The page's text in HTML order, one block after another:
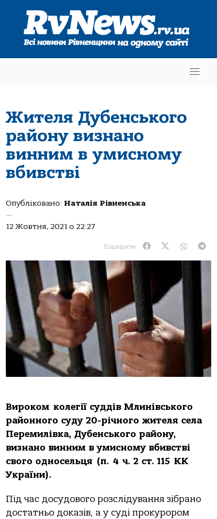
Жителя Дубенського
району визнано
винним в умисному
вбивстві
Опубліковано: Наталія Рівненська
—
12 Жовтня, 2021 о 22:27
Поширити:
Вироком колегії суддів Млинівського
районного суду 20-річного жителя села
Перемилівка, Дубенського району,
визнано винним в умисному вбивстві
свого односельця (п. 4 ч. 2 ст. 115 КК
України).
Під час досудового розслідування зібрано
достатньо доказів, а у суді прокурором